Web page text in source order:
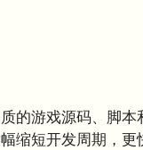
的游戏源码、脚
缩短开发周期，